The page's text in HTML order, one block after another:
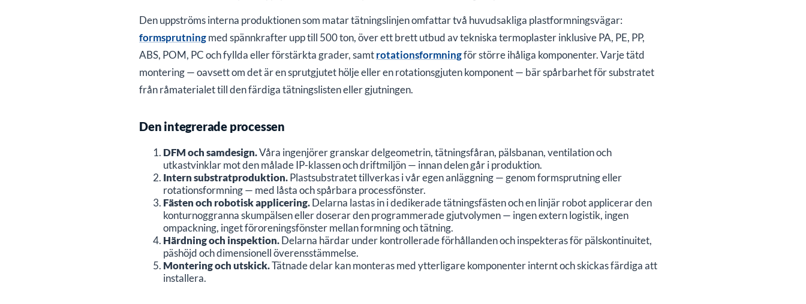
Den uppströms interna produktionen som matar tätningslinjen omfattar två huvudsakliga plastformningsvägar:
formsprutningmed spännkrafter upp till 500 ton, över ett brett utbud av tekniska termoplaster inklusive PA, PE, PP,
ABS, POM, PC och fyllda eller förstärkta grader, samtrotationsformningför större ihåliga komponenter. Varje tätd
montering — oavsett om det är en sprutgjutet hölje eller en rotationsgjuten komponent — bär spårbarhet för substratet
från råmaterialet till den färdiga tätningslisten eller gjutningen.
Den integrerade processen
DFM och samdesign.Våra ingenjörer granskar delgeometrin, tätningsfåran, pälsbanan, ventilation och
utkastvinklar mot den målade IP-klassen och driftmiljön — innan delen går i produktion.
Intern substratproduktion.Plastsubstratet tillverkas i vår egen anläggning — genom formsprutning eller
rotationsformning — med låsta och spårbara processfönster.
Fästen och robotisk applicering.Delarna lastas in i dedikerade tätningsfästen och en linjär robot applicerar den
konturnoggranna skumpälsen eller doserar den programmerade gjutvolymen — ingen extern logistik, ingen
ompackning, inget föroreningsfönster mellan formning och tätning.
Härdning och inspektion.Delarna härdar under kontrollerade förhållanden och inspekteras för pälskontinuitet,
päshöjd och dimensionell överensstämmelse.
Montering och utskick.Tätnade delar kan monteras med ytterligare komponenter internt och skickas färdiga att
installera.
Begär allmän B2B-offert
Fyll i formuläret och ladda upp dina ritningar för en snabb
kostnadsuppskattning.
E-postadress *
Förfrågan / Tekniska anmärkningar
Tekniska ritningar (PDF, DWG, STEP etc.) *